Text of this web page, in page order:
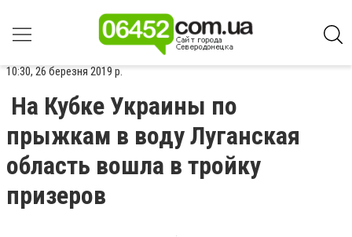
10:30, 26 березня 2019 р.
На Кубке Украины по
прыжкам в воду Луганская
область вошла в тройку
призеров